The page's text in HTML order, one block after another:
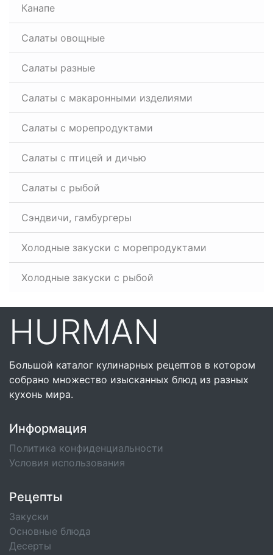
Канапе
Салаты овощные
Салаты разные
Салаты с макаронными изделиями
Салаты с морепродуктами
Салаты с птицей и дичью
Салаты с рыбой
Сэндвичи, гамбургеры
Холодные закуски с морепродуктами
Холодные закуски с рыбой
HURMAN
Большой каталог кулинарных рецептов в котором
собрано множество изысканных блюд из разных
кухонь мира.
Информация
Политика конфиденциальности
Условия использования
Рецепты
Закуски
Основные блюда
Десерты